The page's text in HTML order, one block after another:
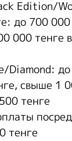
Edition/
до 700 000
000 тенге
свыше 1
тенге
тенге